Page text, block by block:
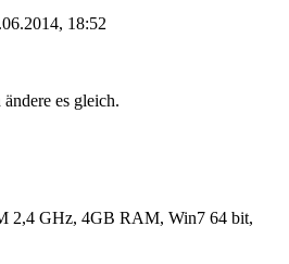
18:52
es gleich.
2,4 GHz, 4GB RAM, Win7 64 bit,